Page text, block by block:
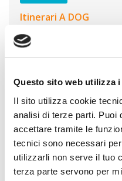
Questo sito web utilizza
Il sito utilizza cookie
analisi di terze parti. Puoi
accettare tramite le
tecnici sono necessari
utilizzarli non serve il tuo
terza parte servono per
Itinerari A DOG
Itinerario tra ville e
con il cane27 Km
Colli Euganei borghi,
Visitare il Veneto tra
aree verdi con il cane
Pordenone e
parchi, sorgenti e